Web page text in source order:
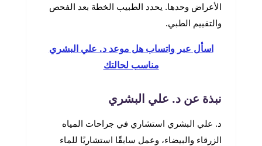
الأعراض وحدها. يحدد الطبيب الخطة بعد الفحص
والتقييم الطبي.
اسأل عبر واتساب هل موعد د. علي البشري
مناسب لحالتك
نبذة عن د. علي البشري
د. علي البشري استشاري في جراحات المياه
الزرقاء والبيضاء، وعمل سابقًا استشاريًا للماء